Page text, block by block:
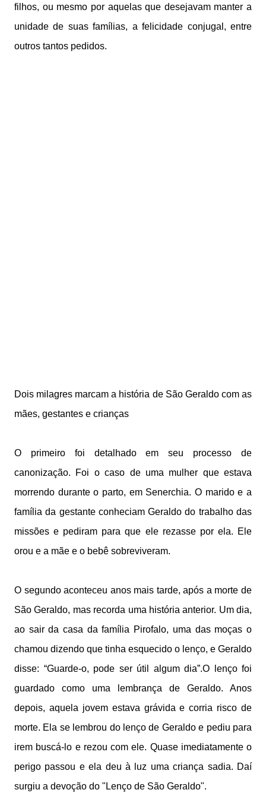
filhos, ou mesmo por aquelas que desejavam manter a
unidade de suas famílias, a felicidade conjugal, entre
outros tantos pedidos.
Dois milagres marcam a história de São Geraldo com as
mães, gestantes e crianças
O primeiro foi detalhado em seu processo de
canonização. Foi o caso de uma mulher que estava
morrendo durante o parto, em Senerchia. O marido e a
família da gestante conheciam Geraldo do trabalho das
missões e pediram para que ele rezasse por ela. Ele
orou e a mãe e o bebê sobreviveram.
O segundo aconteceu anos mais tarde, após a morte de
São Geraldo, mas recorda uma história anterior. Um dia,
ao sair da casa da família Pirofalo, uma das moças o
chamou dizendo que tinha esquecido o lenço, e Geraldo
disse: “Guarde-o, pode ser útil algum dia”.O lenço foi
guardado como uma lembrança de Geraldo. Anos
depois, aquela jovem estava grávida e corria risco de
morte. Ela se lembrou do lenço de Geraldo e pediu para
irem buscá-lo e rezou com ele. Quase imediatamente o
perigo passou e ela deu à luz uma criança sadia. Daí
surgiu a devoção do "Lenço de São Geraldo".